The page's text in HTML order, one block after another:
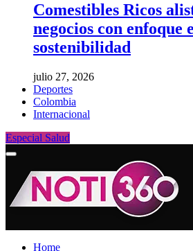
Comestibles Ricos
negocios con enfoque
sostenibilidad
julio 27, 2026
Deportes
Colombia
Internacional
Especial Salud
Home